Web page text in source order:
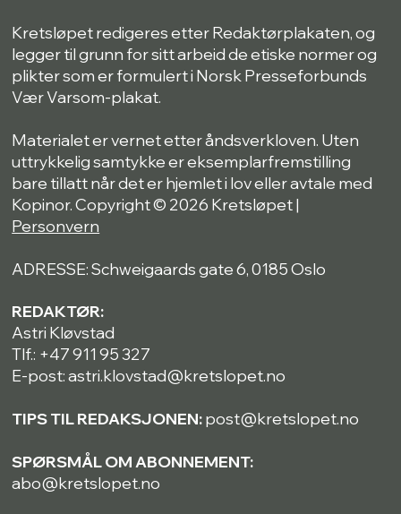
Kretsløpet redigeres etter Redaktørplakaten, og
legger til grunn for sitt arbeid de etiske normer og
plikter som er formulert i Norsk Presseforbunds
Vær Varsom-plakat.
Materialet er vernet etter åndsverkloven. Uten
uttrykkelig samtykke er eksemplarfremstilling
bare tillatt når det er hjemlet i lov eller avtale med
Kopinor. Copyright © 2026 Kretsløpet |
Personvern
ADRESSE: Schweigaards gate 6, 0185 Oslo
REDAKTØR:
Astri Kløvstad
Tlf.: +47 911 95 327
E-post: astri.klovstad@kretslopet.no
TIPS TIL REDAKSJONEN:post@kretslopet.no
SPØRSMÅL OM ABONNEMENT:
abo@kretslopet.no